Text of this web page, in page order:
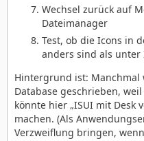
Wechsel zurück auf
Dateimanager
Test, ob die Icons in
anders sind als unter
Hintergrund ist: Manchmal
Database geschrieben,
könnte hier „ISUI mit Desk
machen. (Als
Verzweiflung bringen,